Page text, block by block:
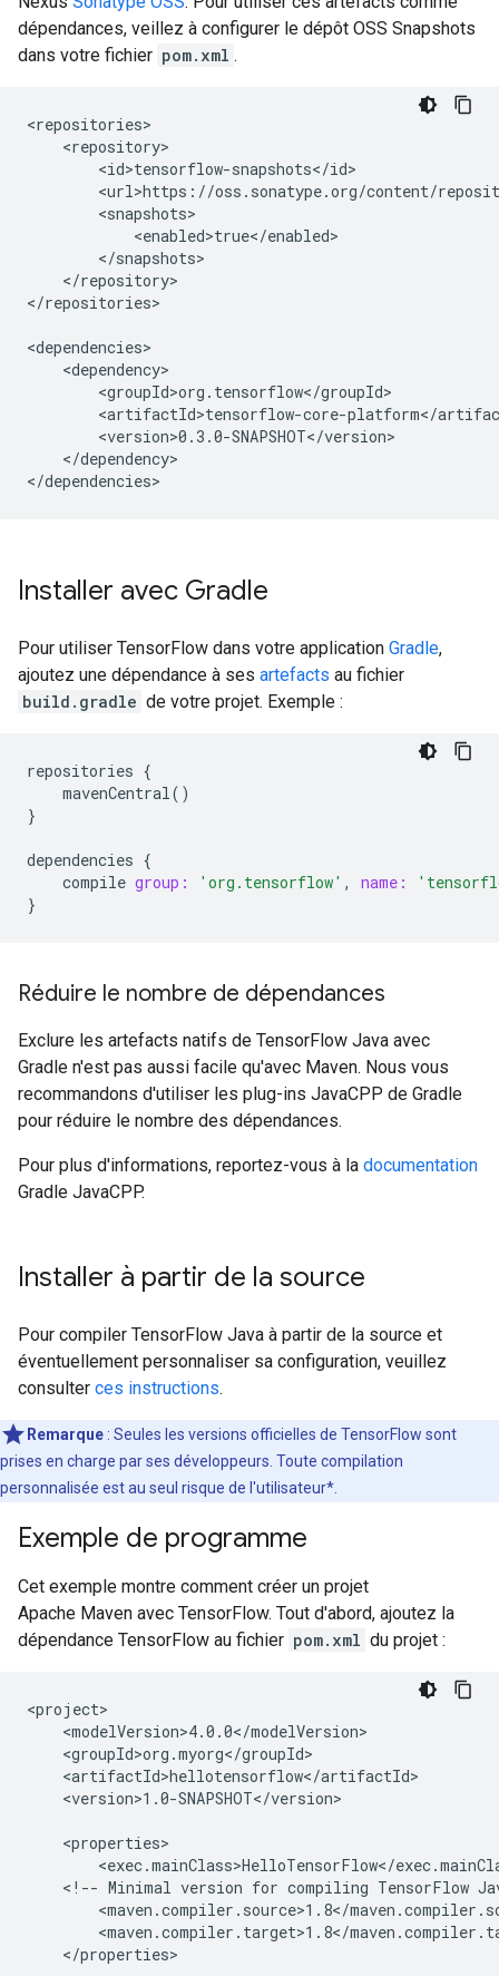
dépendances, veillez à configurer le dépôt OSS Snapshots
dans votre fichier pom.xml .
</repository>
</repositories>
</dependency>
Installer avec Gradle
Pour utiliser TensorFlow dans votre application Gradle,
ajoutez une dépendance à ses artefacts au fichier
build.gradle de votre projet. Exemple :
repositories {
mavenCentral()
}
dependencies {
compile group: 'org.tensorflow' , name:
}
Réduire le nombre de dépendances
Exclure les artefacts natifs de TensorFlow Java avec
Gradle n'est pas aussi facile qu'avec Maven. Nous vous
recommandons d'utiliser les plug-ins JavaCPP de Gradle
pour réduire le nombre des dépendances.
Pour plus d'informations, reportez-vous à la documentation
Gradle JavaCPP.
Installer à partir de la source
Pour compiler TensorFlow Java à partir de la source et
éventuellement personnaliser sa configuration, veuillez
consulter ces instructions.
Remarque : Seules les versions officielles de TensorFlow sont
prises en charge par ses développeurs. Toute compilation
personnalisée est au seul risque de l'utilisateur*.
Exemple de programme
Cet exemple montre comment créer un projet
Apache Maven avec TensorFlow. Tout d'abord, ajoutez la
dépendance TensorFlow au fichier pom.xml du projet :
<version>1.0-SNAPSHOT</version>
<!-- Minimal version for compiling TensorFlow
</properties>